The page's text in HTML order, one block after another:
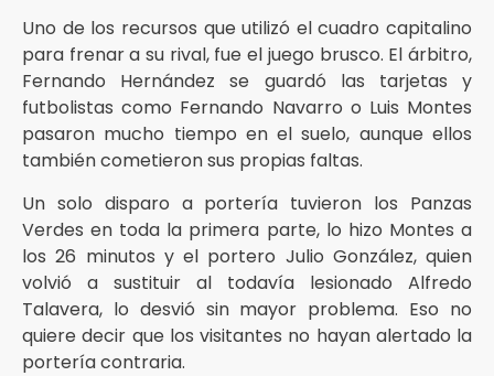
Uno de los recursos que utilizó el cuadro capitalino
para frenar a su rival, fue el juego brusco. El árbitro,
Fernando Hernández se guardó las tarjetas y
futbolistas como Fernando Navarro o Luis Montes
pasaron mucho tiempo en el suelo, aunque ellos
también cometieron sus propias faltas.
Un solo disparo a portería tuvieron los Panzas
Verdes en toda la primera parte, lo hizo Montes a
los 26 minutos y el portero Julio González, quien
volvió a sustituir al todavía lesionado Alfredo
Talavera, lo desvió sin mayor problema. Eso no
quiere decir que los visitantes no hayan alertado la
portería contraria.